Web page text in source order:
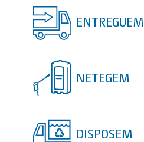
TOI® COLUMNA
SANI TOI®
TOI® SHOWER
TOI® SHOWER EMERGE
ENTREGUEM
NETEGEM
DISPOSEM